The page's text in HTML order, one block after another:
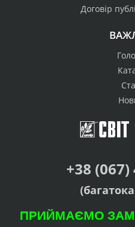
Договір
+38 (067)
ПРИЙМАЄМО